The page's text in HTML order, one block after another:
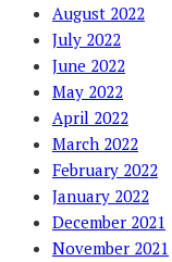
August 2022
July 2022
June 2022
May 2022
April 2022
March 2022
February 2022
January 2022
December 2021
November 2021